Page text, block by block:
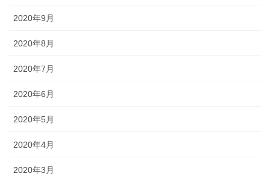
2020年9月
2020年8月
2020年7月
2020年6月
2020年5月
2020年4月
2020年3月